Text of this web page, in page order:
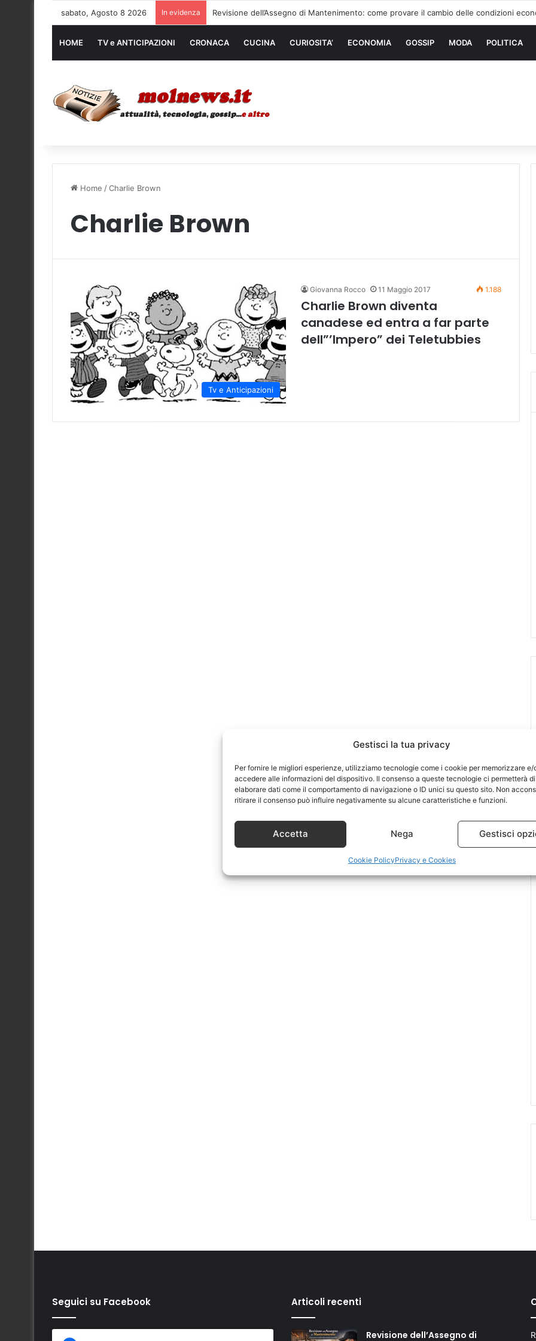
Gestisci la tua privacy
Per fornire le migliori esperienze, utilizziamo tecnologie come i cookie per memorizzare e/
accedere alle informazioni del dispositivo. Il consenso a queste tecnologie ci permetterà di
elaborare dati come il comportamento di navigazione o ID unici su questo sito. Non
ritirare il consenso può influire negativamente su alcune caratteristiche e funzioni.
Accetta Nega Gestisci
Cookie PolicyPrivacy e Cookies
sabato, Agosto 8 2026 In evidenza Noleggio mezzi di sollevamento: la migliore soluzione
HOME TV e ANTICIPAZIONI CRONACA CUCINA CURIOSITA’ ECONOMIA GOSSIP MODA POLITICA
Home /Charlie Brown
Charlie Brown
Tv e Anticipazioni
Giovanna Rocco 11 Maggio 2017 1.188
Charlie Brown diventa
canadese ed entra a far parte
dell”’Impero” dei Teletubbies
Seguici su Facebook Articoli recenti
Revisione dell’Assegno di